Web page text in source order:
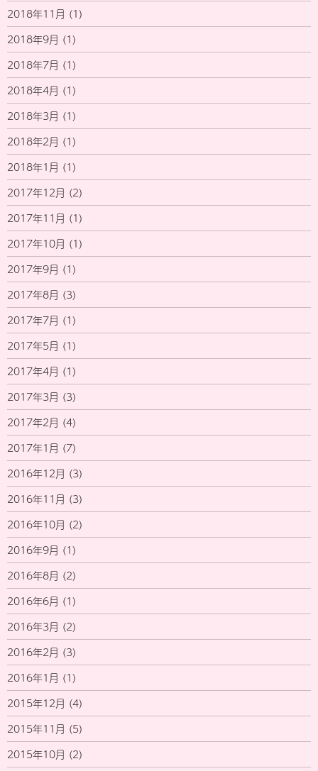
2018年11月 (1)
2018年9月 (1)
2018年7月 (1)
2018年4月 (1)
2018年3月 (1)
2018年2月 (1)
2018年1月 (1)
2017年12月 (2)
2017年11月 (1)
2017年10月 (1)
2017年9月 (1)
2017年8月 (3)
2017年7月 (1)
2017年5月 (1)
2017年4月 (1)
2017年3月 (3)
2017年2月 (4)
2017年1月 (7)
2016年12月 (3)
2016年11月 (3)
2016年10月 (2)
2016年9月 (1)
2016年8月 (2)
2016年6月 (1)
2016年3月 (2)
2016年2月 (3)
2016年1月 (1)
2015年12月 (4)
2015年11月 (5)
2015年10月 (2)